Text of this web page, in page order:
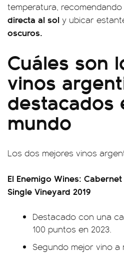
temperatura, recomendando
directa al sol y ubicar
oscuros.
Cuáles son
vinos
destacados
mundo
Los dos mejores vinos
El Enemigo Wines:
Single Vineyard 2019
Destacado con una
100 puntos en 2023.
Segundo mejor vino a